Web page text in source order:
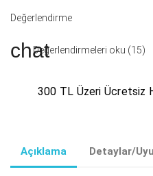
Değerlendirme
Değerlendirmeleri oku (15)
300 TL Üzeri Ücretsiz
Açıklama Detaylar/